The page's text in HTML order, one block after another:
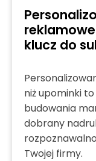
klucz do
niż upominki
budowania
dobrany
Twojej firmy.